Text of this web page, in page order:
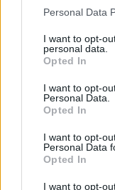
Please note that
not limited to your
grant or deny
use your data for
consent section.
Personal Data
I want to opt-
personal data.
Opted In
I want to opt-
Personal Data.
Opted In
I want to opt-
Personal Data
Opted In
I want to opt-
Προς το παρόν η
Verified Accounts
δημοφιλούς
θα επεκταθεί
να δείτε ένα
παρακάτω: